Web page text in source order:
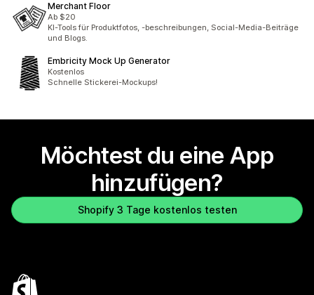
Merchant Floor
Ab $20
KI-Tools für Produktfotos, -beschreibungen, Social-Media-Beiträge
und Blogs.
Embricity Mock Up Generator
Kostenlos
Schnelle Stickerei-Mockups!
Möchtest du eine App
hinzufügen?
Shopify 3 Tage kostenlos testen